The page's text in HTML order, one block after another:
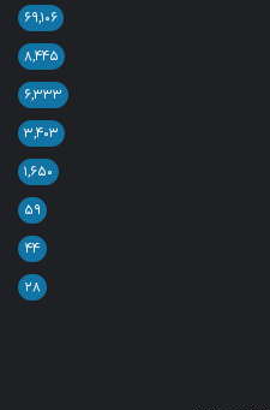
۶۹,۱۰۶
۸,۴۴۵
۶,۳۳۳
۳,۴۰۳
۱,۶۵۰
۵۹
۴۴
۲۸